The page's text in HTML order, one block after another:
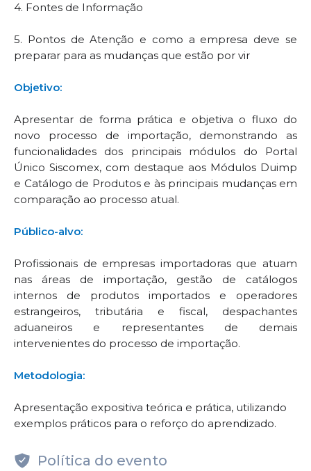
4. Fontes de Informação
5. Pontos de Atenção e como a empresa deve se
preparar para as mudanças que estão por vir
Objetivo:
Apresentar de forma prática e objetiva o fluxo do
novo processo de importação, demonstrando as
funcionalidades dos principais módulos do Portal
Único Siscomex, com destaque aos Módulos Duimp
e Catálogo de Produtos e às principais mudanças em
comparação ao processo atual.
Público-alvo:
Profissionais de empresas importadoras que atuam
nas áreas de importação, gestão de catálogos
internos de produtos importados e operadores
estrangeiros, tributária e fiscal, despachantes
aduaneiros e representantes de demais
intervenientes do processo de importação.
Metodologia:
Apresentação expositiva teórica e prática, utilizando
exemplos práticos para o reforço do aprendizado.
Política do evento